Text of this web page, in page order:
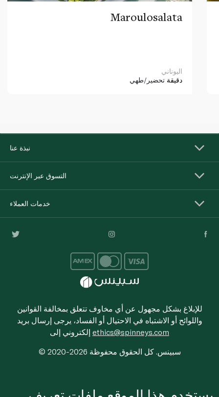
Maroulosalata
اليوناني
دقيقة تحضير/طهي
نبذة عنا
التسوق عبر الإنترنت
خدمات العملاء
للإبلاغ بشكل مجهول عن أي مخاوف تتعلق بمخالفة القوانين
واللوائح أو الاشتباه في الاحتيال أو الفساد، يرجى إرسال بريد
ethics@spinneys.com
© 2020-2026 سبينس. كل الحقوق محفوظة